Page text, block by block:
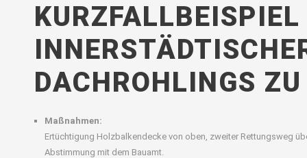
DACHROHLINGS
Maßnahmen:
Ertüchtigung Holzbalkendecke von oben, zweiter Rettungsweg
Abstimmung mit dem Bauamt.